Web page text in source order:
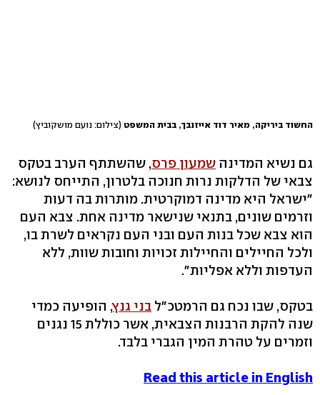
החשוד ביריקה, מאיר דוד אייזנבך, בבית המשפט (צילום: נועם מושקוביץ)
גם נשיא המדינה שמעון פרס, שהשתתף הערב בטקס
צבאי של הדלקות נרות חנוכה בלטרון, התייחס לנושא:
"ישראל היא מדינה דמוקרטית. מותרות בה דעות
וזרמים שונים, בתנאי שנישאר מדינה אחת. צבא העם
הוא צבא שכל בנות העם ובני העם נקראים לשרת בו,
ולכל החיילים והחיילות זכויות וחובות שוות, ללא
העדפות וללא אפליות".
בטקס, שבו נכח גם הרמטכ"ל בני גנץ, הופיעה כמדי
שנה להקת הרבנות הצבאית, אשר כוללת 15 נגנים
וזמרים על טהרת המין הגברי בלבד.
Read this article in English